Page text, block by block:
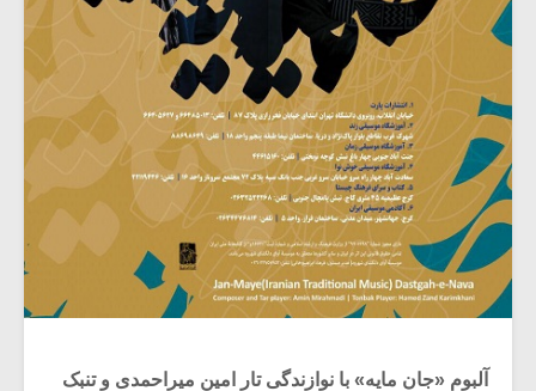
آلبوم «جان مایه» با نوازندگی تار امین میراحمدی و تنبک